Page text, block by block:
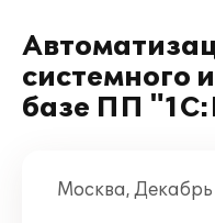
системного
базе ПП
Москва,